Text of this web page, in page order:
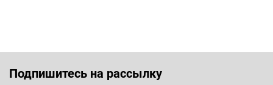
Подпишитесь на рассылку